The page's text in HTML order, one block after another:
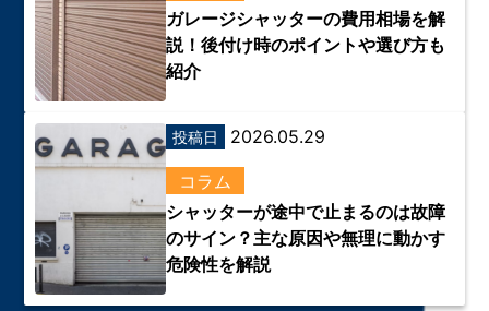
ガレージシャッターの費用相場を解
説！後付け時のポイントや選び方も
紹介
投稿日 2026.05.29
コラム
シャッターが途中で止まるのは故障
のサイン？主な原因や無理に動かす
危険性を解説